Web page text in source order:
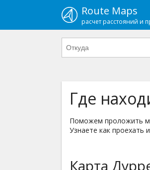
Route Maps
расчет расстояний и
Где
Поможем проложить
Узнаете как проехать
Карта